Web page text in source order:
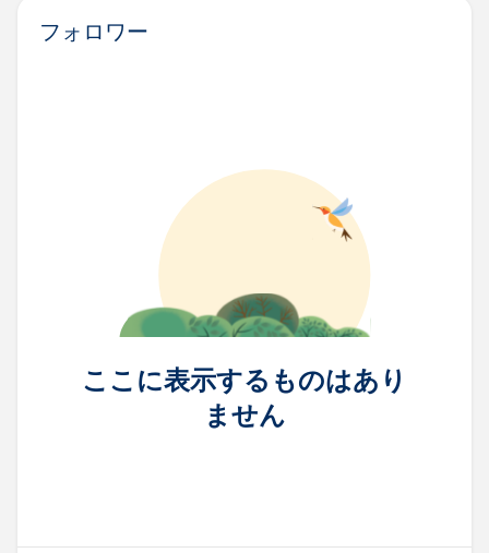
フォロワー
ここに表示するものはあり
ません